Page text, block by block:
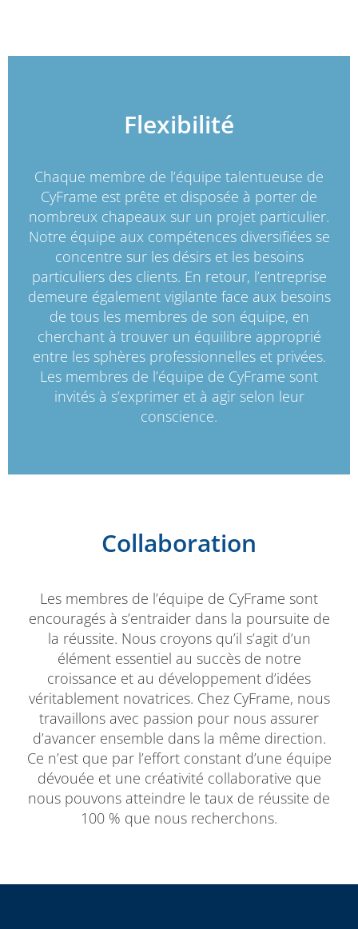
Flexibilité
Chaque membre de l’équipe talentueuse de
CyFrame est prête et disposée à porter de
nombreux chapeaux sur un projet particulier.
Notre équipe aux compétences diversifiées se
concentre sur les désirs et les besoins
particuliers des clients. En retour, l’entreprise
demeure également vigilante face aux besoins
de tous les membres de son équipe, en
cherchant à trouver un équilibre approprié
entre les sphères professionnelles et privées.
Les membres de l’équipe de CyFrame sont
invités à s’exprimer et à agir selon leur
conscience.
Collaboration
Les membres de l’équipe de CyFrame sont
encouragés à s’entraider dans la poursuite de
la réussite. Nous croyons qu’il s’agit d’un
élément essentiel au succès de notre
croissance et au développement d’idées
véritablement novatrices. Chez CyFrame, nous
travaillons avec passion pour nous assurer
d’avancer ensemble dans la même direction.
Ce n’est que par l’effort constant d’une équipe
dévouée et une créativité collaborative que
nous pouvons atteindre le taux de réussite de
100 % que nous recherchons.